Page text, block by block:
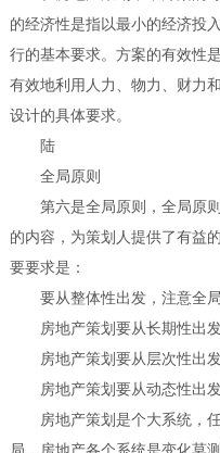
的经济性是指以最小的经济投
行的基本要求。方案的有效性
有效地利用人力、物力、财力
设计的具体要求。
陆
全局原则
第六是全局原则，全局原
的内容，为策划人提供了有益
要要求是：
要从整体性出发，注意全
房地产策划要从长期性出
房地产策划要从层次性出
房地产策划要从动态性出
房地产策划是个大系统，